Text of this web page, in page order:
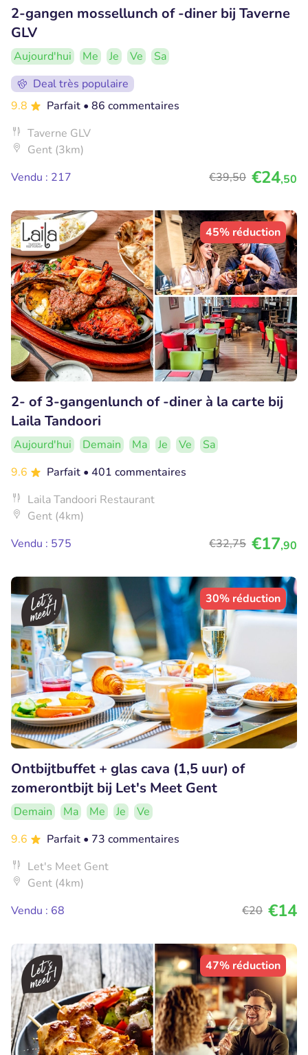
2-gangen mossellunch of -diner bij Taverne
GLV
Aujourd'hui Me Je Ve
Sa
Deal très populaire
9.8
Parfait • 86 commentaires
Taverne GLV
Gent (3km)
Vendu : 217
€39,50 €24,50
45% réduction
2- of 3-gangenlunch of -diner à la carte bij
Laila Tandoori
Aujourd'hui Demain Ma Je Ve
Sa
9.6
Parfait • 401 commentaires
Laila Tandoori Restaurant
Gent (4km)
Vendu : 575
€32,75 €17,90
30% réduction
Ontbijtbuffet + glas cava (1,5 uur) of
zomerontbijt bij Let's Meet Gent
Demain Ma Me Je
Ve
9.6
Parfait • 73 commentaires
Let's Meet Gent
Gent (4km)
Vendu : 68
€20 €14
47% réduction